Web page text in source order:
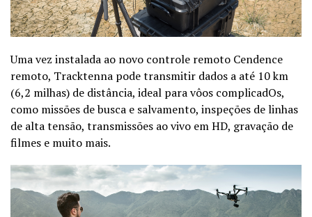
Uma vez instalada ao novo controle remoto Cendence
remoto, Tracktenna pode transmitir dados a até 10 km
(6,2 milhas) de distância, ideal para vôos complicadOs,
como missões de busca e salvamento, inspeções de linhas
de alta tensão, transmissões ao vivo em HD, gravação de
filmes e muito mais.